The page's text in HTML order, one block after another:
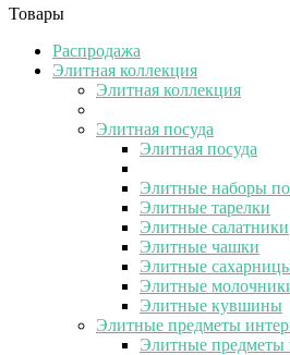
Товары
Распродажа
Элитная коллекция
Элитная коллекция
Элитная посуда
Элитная посуда
Элитные наборы
Элитные тарелки
Элитные салатники
Элитные чашки
Элитные
Элитные
Элитные кувшины
Элитные предметы
Элитные предметы